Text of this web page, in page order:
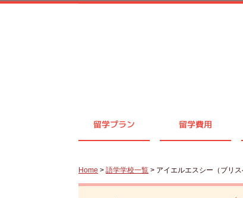
留学プラン 留学費用
Home > 語学学校一覧 > アイエルエスシー（ブリス